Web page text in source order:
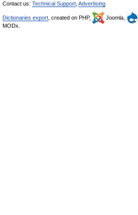
Contact us: Technical Support Advertising
Dictionaries export , created on PHP, Joomla,
MODx.